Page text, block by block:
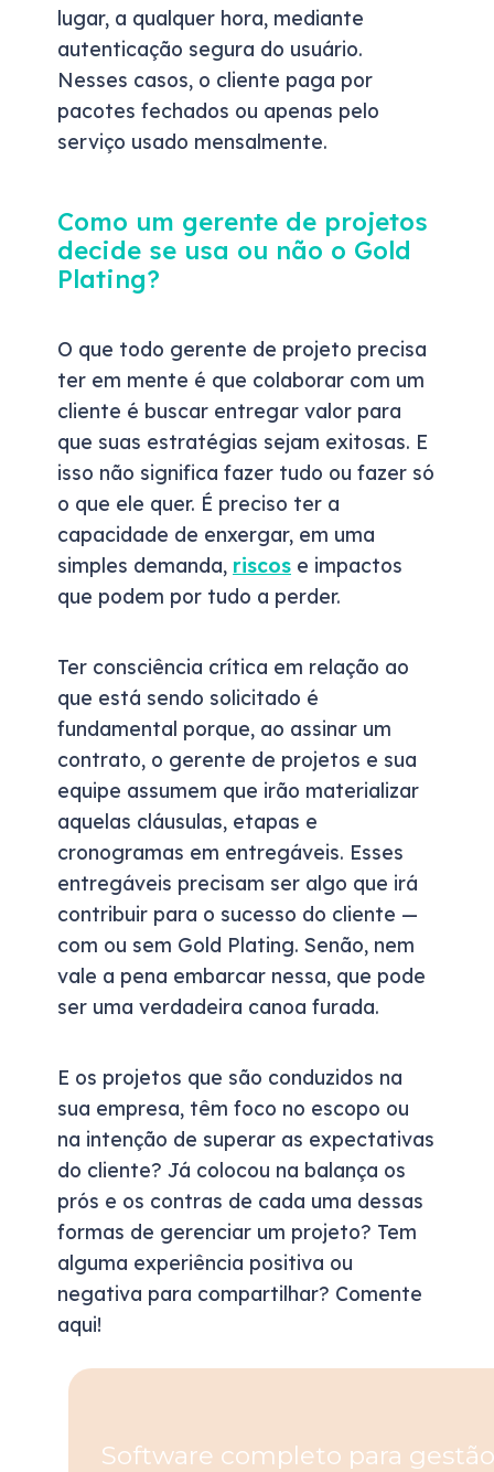
lugar, a qualquer hora, mediante
autenticação segura do usuário.
Nesses casos, o cliente paga por
pacotes fechados ou apenas pelo
serviço usado mensalmente.
Como um gerente de projetos
decide se usa ou não o Gold
Plating?
O que todo gerente de projeto precisa
ter em mente é que colaborar com um
cliente é buscar entregar valor para
que suas estratégias sejam exitosas. E
isso não significa fazer tudo ou fazer só
o que ele quer. É preciso ter a
capacidade de enxergar, em uma
simples demanda, riscos e impactos
que podem por tudo a perder.
Ter consciência crítica em relação ao
que está sendo solicitado é
fundamental porque, ao assinar um
contrato, o gerente de projetos e sua
equipe assumem que irão materializar
aquelas cláusulas, etapas e
cronogramas em entregáveis. Esses
entregáveis precisam ser algo que irá
contribuir para o sucesso do cliente —
com ou sem Gold Plating. Senão, nem
vale a pena embarcar nessa, que pode
ser uma verdadeira canoa furada.
E os projetos que são conduzidos na
sua empresa, têm foco no escopo ou
na intenção de superar as expectativas
do cliente? Já colocou na balança os
prós e os contras de cada uma dessas
formas de gerenciar um projeto? Tem
alguma experiência positiva ou
negativa para compartilhar? Comente
aqui!
Software completo para